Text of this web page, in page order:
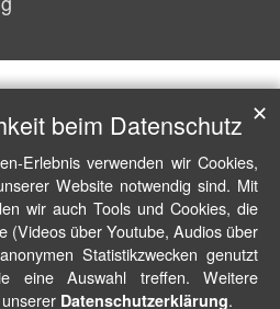
beim Datenschutz
Erlebnis verwenden wir Cookies,
Website notwendig sind. Mit
wir auch Tools und Cookies, die
(Videos über Youtube, Audios über
Statistikzwecken genutzt
eine Auswahl treffen. Weitere
Datenschutzerklärung.
✕